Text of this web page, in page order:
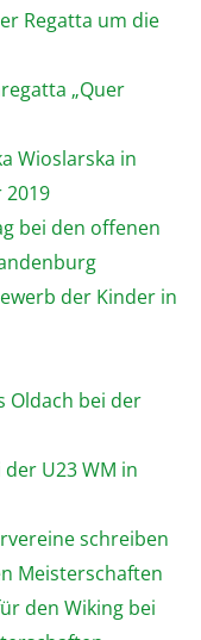
Regatta um die
„Quer
Wioslarska in
2019
bei den offenen
der Kinder in
Oldach bei der
der U23 WM in
schreiben
Meisterschaften
den Wiking bei